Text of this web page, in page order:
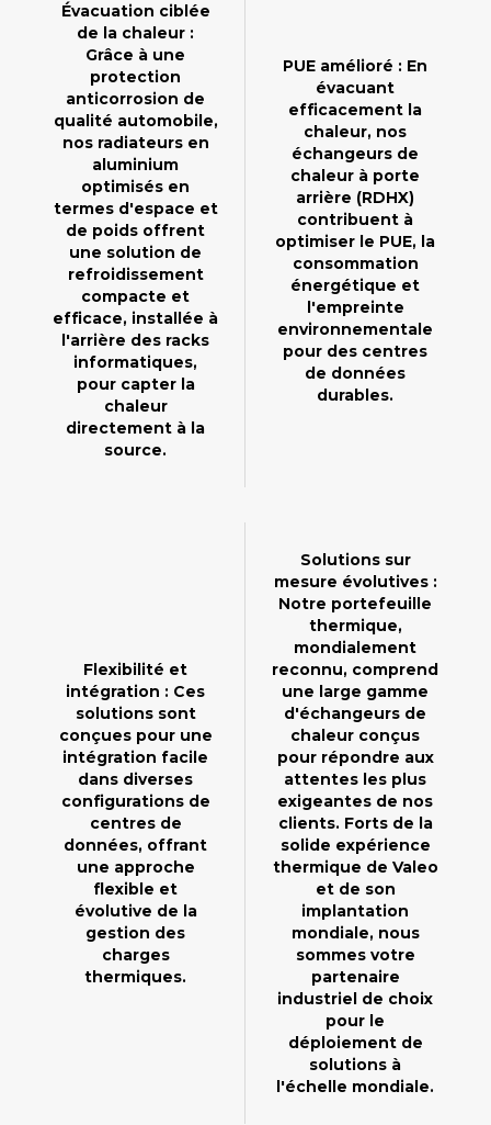
Évacuation ciblée
de la chaleur :
Grâce à une
protection
anticorrosion de
qualité automobile,
nos radiateurs en
aluminium
optimisés en
termes d'espace et
de poids offrent
une solution de
refroidissement
compacte et
efficace, installée à
l'arrière des racks
informatiques,
pour capter la
chaleur
directement à la
source.
PUE amélioré : En
évacuant
efficacement la
chaleur, nos
échangeurs de
chaleur à porte
arrière (RDHX)
contribuent à
optimiser le PUE, la
consommation
énergétique et
l'empreinte
environnementale
pour des centres
de données
durables.
Flexibilité et
intégration : Ces
solutions sont
conçues pour une
intégration facile
dans diverses
configurations de
centres de
données, offrant
une approche
flexible et
évolutive de la
gestion des
charges
thermiques.
Solutions sur
mesure évolutives :
Notre portefeuille
thermique,
mondialement
reconnu, comprend
une large gamme
d'échangeurs de
chaleur conçus
pour répondre aux
attentes les plus
exigeantes de nos
clients. Forts de la
solide expérience
thermique de Valeo
et de son
implantation
mondiale, nous
sommes votre
partenaire
industriel de choix
pour le
déploiement de
solutions à
l'échelle mondiale.